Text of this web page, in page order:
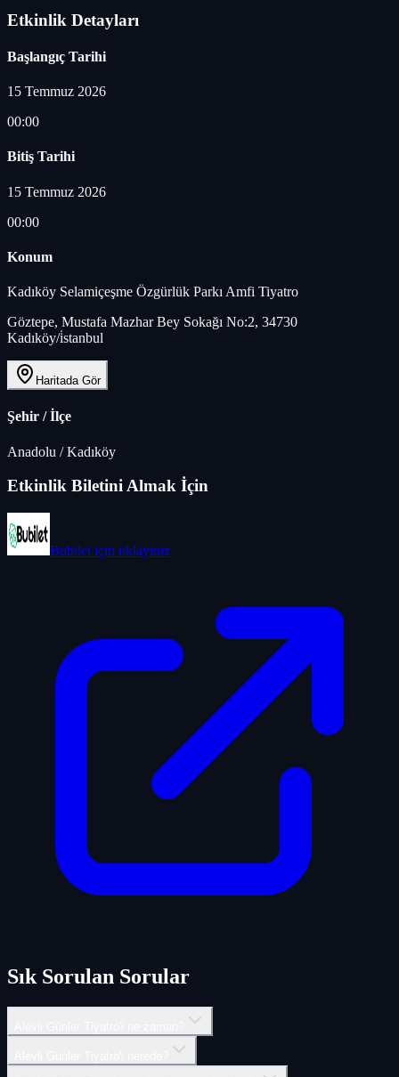
Etkinlik Detayları
Başlangıç Tarihi
15 Temmuz 2026
00:00
Bitiş Tarihi
15 Temmuz 2026
00:00
Konum
Kadıköy Selamiçeşme Özgürlük Parkı Amfi Tiyatro
Göztepe, Mustafa Mazhar Bey Sokağı No:2, 34730
Kadıköy/i̇stanbul
Haritada Gör
Şehir / İlçe
Anadolu /Kadıköy
Etkinlik Biletini Almak İçin
Bubilet için tıklayınız
Sık Sorulan Sorular